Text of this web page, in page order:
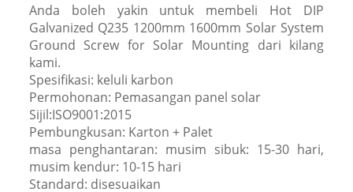
Anda boleh yakin untuk membeli Hot DIP
Galvanized Q235 1200mm 1600mm Solar System
Ground Screw for Solar Mounting dari kilang
kami.
Spesifikasi: keluli karbon
Permohonan: Pemasangan panel solar
Sijil:ISO9001:2015
Pembungkusan: Karton + Palet
masa penghantaran: musim sibuk: 15-30 hari,
musim kendur: 10-15 hari
Standard: disesuaikan